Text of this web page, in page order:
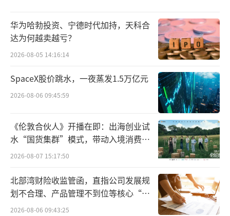
品牌的价值主要体现在其能否有效满足特
定消费群体的需求。这种满足并非一成不变，
在不同的时间节点和地域背景下，品牌所处的
市场位置会有所不同，因此对应的消费群体和
同样，品牌的价格也会受到这些因素的影
响，随着市场供需关系、消费者购买力以及品
牌自身定位的变化而波动。品牌的价值与消费
群体之间的关系是动态的、相互依存的，需要
根据市场环境和消费者需求的变化进行不断调
华为哈勃投资、宁德时代加持，天科合
达为何越卖越亏？
2026-08-05 14:16:14
SpaceX股价跳水，一夜蒸发1.5万亿元
2026-08-06 09:45:59
《伦敦合伙人》开播在即：出海创业试
水“国货集群”模式，带动入境消费反
向种草
2026-08-07 15:17:50
北部湾财险收监管函，直指公司发展规
划不合理、产品管理不到位等核心“痛
点”
2026-08-06 09:43:25